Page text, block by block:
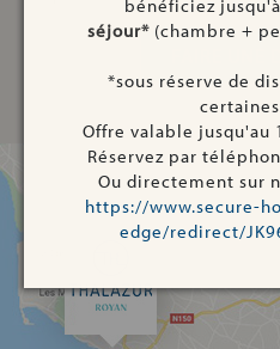
bénéficiez jusqu'à
séjour* (chambre +
*sous réserve de
Offre valable jusqu'au
Réservez par
Ou directement sur
https://www.secure-
edge/redirect/